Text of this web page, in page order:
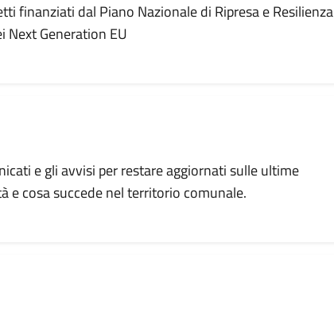
finanziati dal Piano Nazionale di Ripresa e Resilienza
Next Generation EU
e gli avvisi per restare aggiornati sulle ultime
e cosa succede nel territorio comunale.